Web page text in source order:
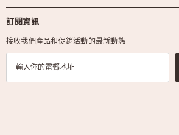
訂閱資訊
接收我們產品和促銷活動的最新動態